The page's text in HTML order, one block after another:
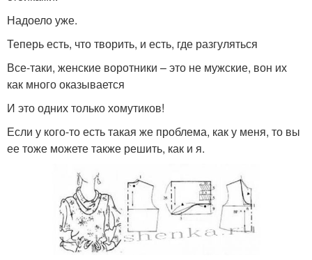
Надоело уже.
Теперь есть, что творить, и есть, где разгуляться
Все-таки, женские воротники – это не мужские, вон их
как много оказывается
И это одних только хомутиков!
Если у кого-то есть такая же проблема, как у меня, то вы
ее тоже можете также решить, как и я.